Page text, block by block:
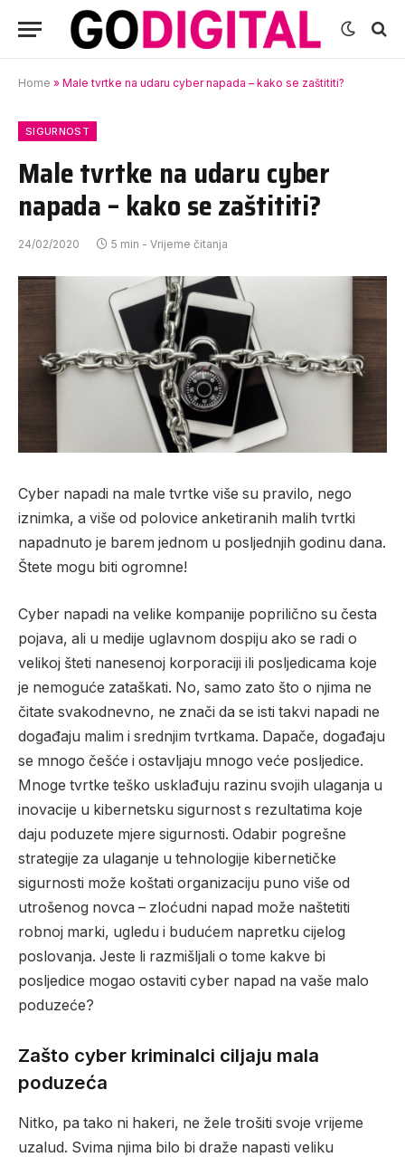
Home » Male tvrtke na udaru cyber napada – kako se zaštititi?
SIGURNOST
Male tvrtke na udaru cyber
napada – kako se zaštititi?
24/02/2020 5 min - Vrijeme čitanja
Cyber napadi na male tvrtke više su pravilo, nego
iznimka, a više od polovice anketiranih malih tvrtki
napadnuto je barem jednom u posljednjih godinu dana.
Štete mogu biti ogromne!
Cyber napadi na velike kompanije poprilično su česta
pojava, ali u medije uglavnom dospiju ako se radi o
velikoj šteti nanesenoj korporaciji ili posljedicama koje
je nemoguće zataškati. No, samo zato što o njima ne
čitate svakodnevno, ne znači da se isti takvi napadi ne
događaju malim i srednjim tvrtkama. Dapače, događaju
se mnogo češće i ostavljaju mnogo veće posljedice.
Mnoge tvrtke teško usklađuju razinu svojih ulaganja u
inovacije u kibernetsku sigurnost s rezultatima koje
daju poduzete mjere sigurnosti. Odabir pogrešne
strategije za ulaganje u tehnologije kibernetičke
sigurnosti može koštati organizaciju puno više od
utrošenog novca – zloćudni napad može naštetiti
robnoj marki, ugledu i budućem napretku cijelog
poslovanja. Jeste li razmišljali o tome kakve bi
posljedice mogao ostaviti cyber napad na vaše malo
poduzeće?
Zašto cyber kriminalci ciljaju mala
poduzeća
Nitko, pa tako ni hakeri, ne žele trošiti svoje vrijeme
uzalud. Svima njima bilo bi draže napasti veliku